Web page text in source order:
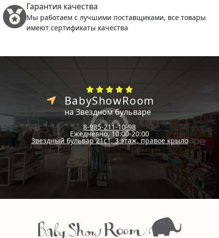
Гарантия качества
Мы работаем с лучшими поставщиками, все товары
имеют сертификаты качества
BabyShowRoom
на Звездном бульваре
8-985-211-10-98
Ежедневно, 10:00-20:00
Звездный бульвар 21с1, 3 этаж, правое крыло